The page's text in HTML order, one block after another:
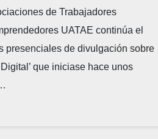
UATAE
de Trabajadores
UATAE continúa el
presenciales de divulgación sobre
que iniciase hace unos